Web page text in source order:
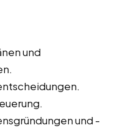
und
und -